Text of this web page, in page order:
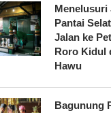
Menelusuri
Pantai
Jalan ke
Roro Kidul
Hawu
Bagunung